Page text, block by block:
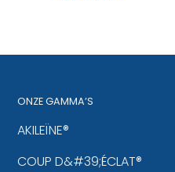
ONZE GAMMA’S
AKILEÏNE®
COUP D&#39;ÉCLAT®